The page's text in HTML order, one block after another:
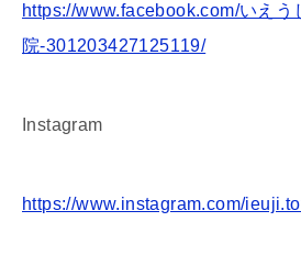
https://www.facebook.com/いえう
院-301203427125119/
Instagram
https://www.instagram.com/